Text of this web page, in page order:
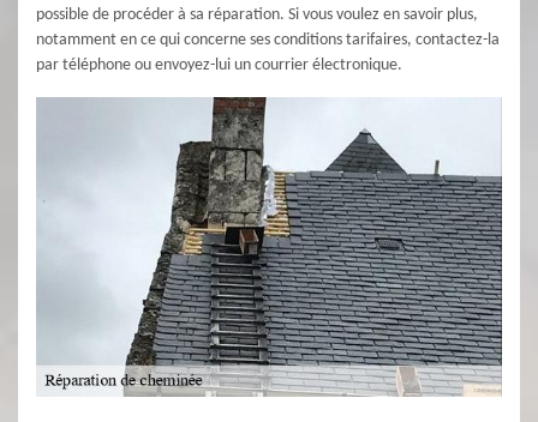
possible de procéder à sa réparation. Si vous voulez en savoir plus,
notamment en ce qui concerne ses conditions tarifaires, contactez-la
par téléphone ou envoyez-lui un courrier électronique.